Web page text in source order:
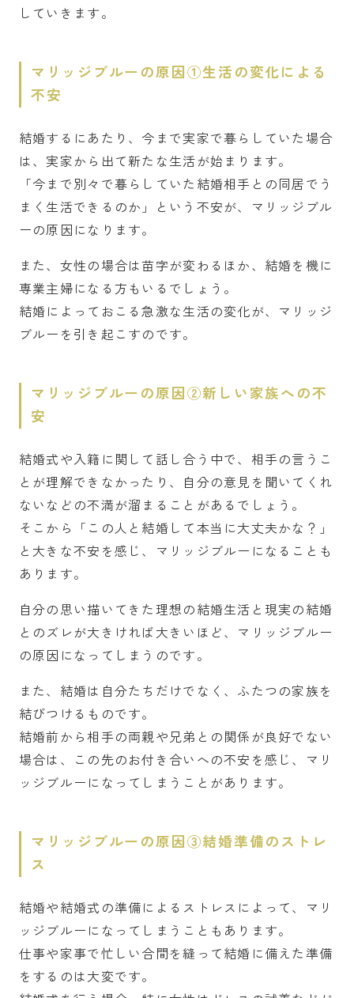
していきます。
マリッジブルーの原因①生活の変化による
不安
結婚するにあたり、今まで実家で暮らしていた場合
は、実家から出て新たな生活が始まります。
「今まで別々で暮らしていた結婚相手との同居でう
まく生活できるのか」という不安が、マリッジブル
ーの原因になります。
また、女性の場合は苗字が変わるほか、結婚を機に
専業主婦になる方もいるでしょう。
結婚によっておこる急激な生活の変化が、マリッジ
ブルーを引き起こすのです。
マリッジブルーの原因②新しい家族への不
安
結婚式や入籍に関して話し合う中で、相手の言うこ
とが理解できなかったり、自分の意見を聞いてくれ
ないなどの不満が溜まることがあるでしょう。
そこから「この人と結婚して本当に大丈夫かな？」
と大きな不安を感じ、マリッジブルーになることも
あります。
自分の思い描いてきた理想の結婚生活と現実の結婚
とのズレが大きければ大きいほど、マリッジブルー
の原因になってしまうのです。
また、結婚は自分たちだけでなく、ふたつの家族を
結びつけるものです。
結婚前から相手の両親や兄弟との関係が良好でない
場合は、この先のお付き合いへの不安を感じ、マリ
ッジブルーになってしまうことがあります。
マリッジブルーの原因③結婚準備のストレ
ス
結婚や結婚式の準備によるストレスによって、マリ
ッジブルーになってしまうこともあります。
仕事や家事で忙しい合間を縫って結婚に備えた準備
をするのは大変です。